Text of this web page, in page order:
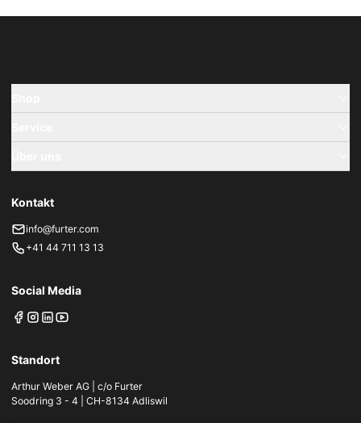
Kontakt
info@furter.com
+41 44 711 13 13
Social Media
Standort
Arthur Weber AG | c/o Furter
Soodring 3 - 4 | CH-8134 Adliswil